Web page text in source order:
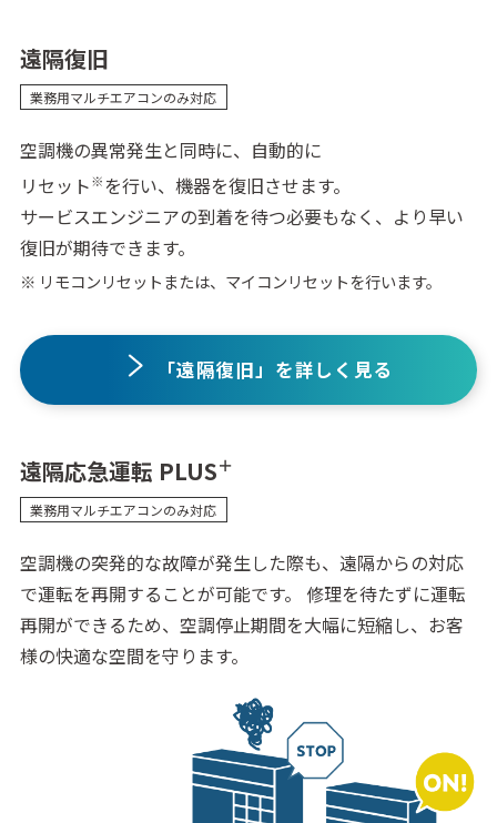
遠隔復旧
業務用マルチエアコンのみ対応
空調機の異常発生と同時に、自動的に
リセット※ を行い、機器を復旧させます。
サービスエンジニアの到着を待つ必要もなく、より早い
復旧が期待できます。
※ リモコンリセットまたは、マイコンリセットを行います。
「遠隔復旧」を詳しく見る
遠隔応急運転 PLUS＋
業務用マルチエアコンのみ対応
空調機の突発的な故障が発生した際も、遠隔からの対応
で運転を再開することが可能です。 修理を待たずに運転
再開ができるため、空調停止期間を大幅に短縮し、お客
様の快適な空間を守ります。